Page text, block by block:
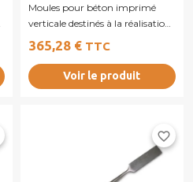
Moules pour béton imprimé
verticale destinés à la réalisation
de murs, murets ou façades en...
365,28 € TTC
Voir le produit
favorite_border